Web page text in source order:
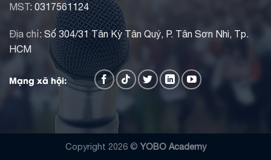
MST: 0317561124
Địa chỉ: Số 304/31 Tân Kỳ Tân Quý, P. Tân Sơn Nhì, Tp.
HCM
Mạng xã hội:
Copyright 2026 © YOBO Academy